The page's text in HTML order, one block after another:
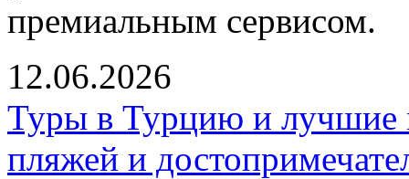
премиальным сервисом.
12.06.2026
Туры в Турцию и лучшие
пляжей и